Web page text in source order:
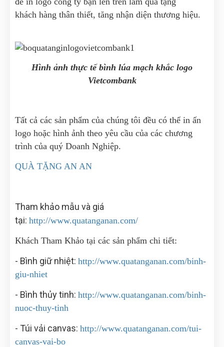
khách hàng thân thiết, tăng nhận diện thương hiệu.
Hình ảnh thực tế bình lúa mạch khắc logo
Vietcombank
Tất cả các sản phẩm của chúng tôi đều có thể in ấn
logo hoặc hình ảnh theo yêu cầu của các chương
trình của quý Doanh Nghiệp.
QUÀ TẶNG AN AN
Tham khảo mẫu và giá
tại: http://www.quatanganan.com/
Khách Tham Khảo tại các sản phẩm chi tiết:
- Bình giữ nhiệt: http://www.quatanganan.com/binh-
giu-nhiet
- Bình thủy tinh: http://www.quatanganan.com/binh-
nuoc-thuy-tinh
- Túi vải canvas: http://www.quatanganan.com/tui-
canvas-vai-bo